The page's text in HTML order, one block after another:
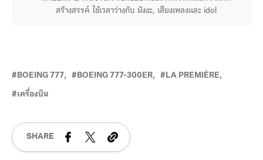
สร้างสรรค์ ใช้เวลาว่างกับ มังงะ, เสียงเพลงและ idol
BOEING 777 BOEING 777-300ER LA PREMIÈRE
เครื่องบิน
SHARE